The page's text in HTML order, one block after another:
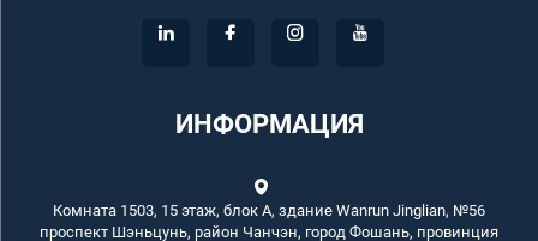
ИНФОРМАЦИЯ
Комната 1503, 15 этаж, блок А, здание Wanrun Jinglian, №56
проспект Шэньцунь, район Чанчэн, город Фошань, провинция